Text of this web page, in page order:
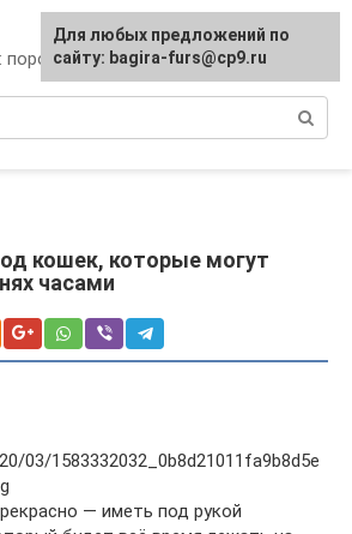
содержание, уход
кошек, которые могут
часами
03/1583332032_0b8d21011fa9b8d5e
— иметь под рукой
Для любых предложений по
сайту: bagira-furs@cp9.ru